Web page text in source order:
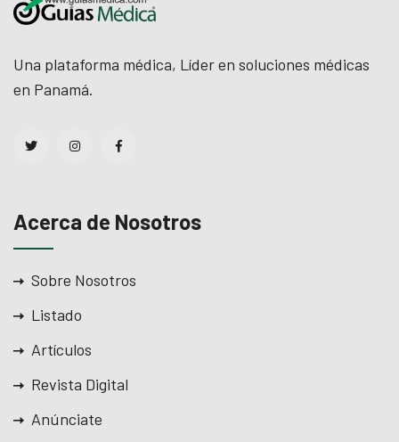
Una plataforma médica, Líder en soluciones médicas
en Panamá.
Acerca de Nosotros
Sobre Nosotros
Listado
Artículos
Revista Digital
Anúnciate